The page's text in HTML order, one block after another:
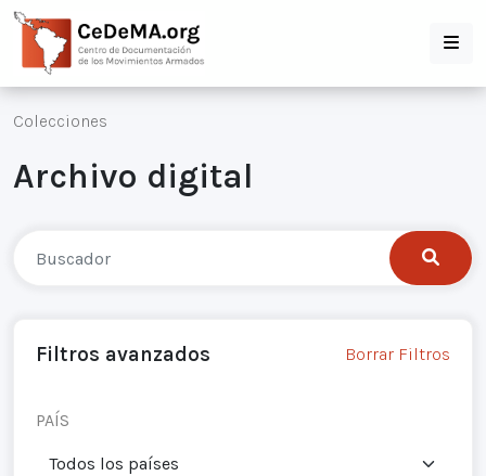
Colecciones
Archivo digital
Filtros avanzados Borrar Filtros
PAÍS